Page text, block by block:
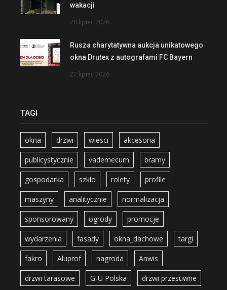
wakacji
28 lipiec 2026
Rusza charytatywna aukcja unikatowego
okna Drutex z autografami FC Bayern
22 lipiec 2026
TAGI
okna drzwi wiesci akcesoria
publicystycznie vademecum bramy
gospodarka szklo rolety profile
maszyny analitycznie normalizacja
sponsorowany ogrody promocje
wydarzenia fasady okna_dachowe targi
fakro Aluprof nagroda Anwis
drzwi tarasowe G-U Polska drzwi przesuwne